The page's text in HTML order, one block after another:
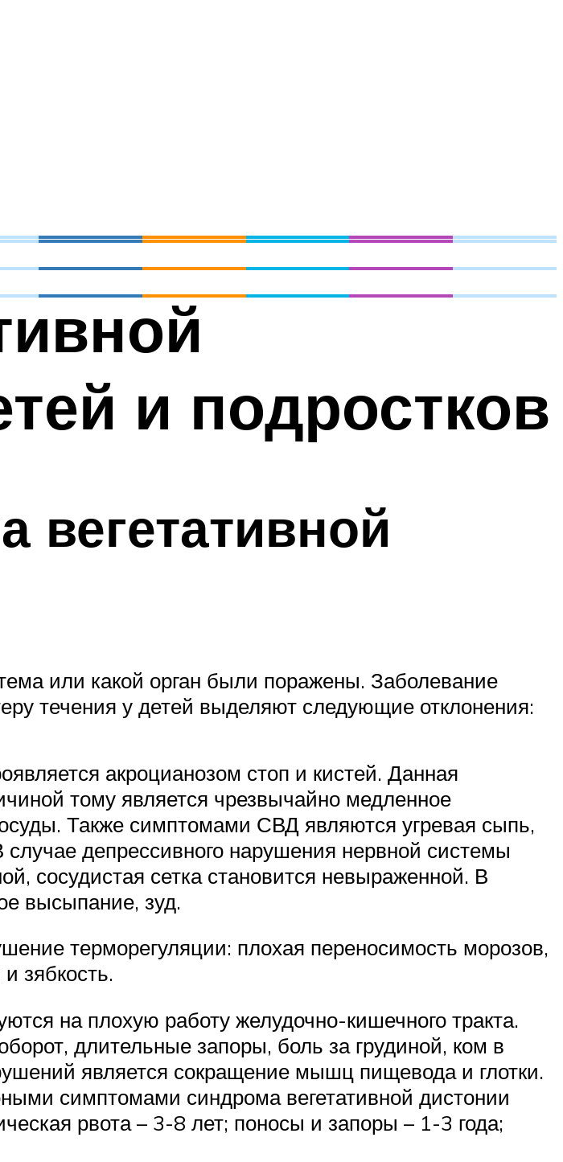
и подростков
или какой орган были поражены. Заболевание
течения у детей выделяют следующие отклонения:
акроцианозом стоп и кистей. Данная
тому является чрезвычайно медленное
Также симптомами СВД являются угревая сыпь,
случае депрессивного нарушения нервной системы
сосудистая сетка становится невыраженной. В
высыпание, зуд.
терморегуляции: плохая переносимость морозов,
зябкость.
на плохую работу желудочно-кишечного тракта.
длительные запоры, боль за грудиной, ком в
является сокращение мышц пищевода и глотки.
симптомами синдрома вегетативной дистонии
рвота – 3-8 лет; поносы и запоры – 1-3 года;